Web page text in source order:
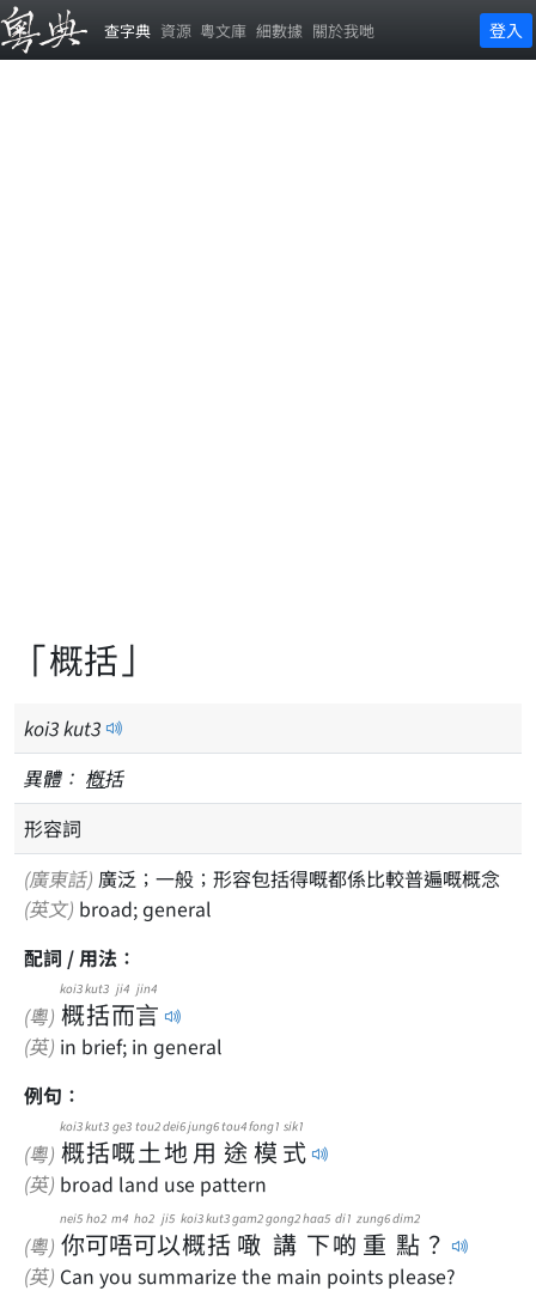
查字典 資源 粵文庫 細數據 關於我哋 登入
「概括」
koi3kut3
異體： 槪括
形容詞
(廣東話) 廣泛；一般；形容包括得嘅都係比較普遍嘅概念
(英文) broad; general
配詞 / 用法：
(粵) 概
koi3
括
kut3
而
ji4
言
jin4
(英) in brief; in general
例句：
(粵) 概
koi3
括
kut3
嘅
ge3
土
tou2
地
dei6
用
jung6
途
tou4
模
fong1
式
sik1
(英) broad land use pattern
(粵) 你
nei5
可
ho2
唔
m4
可
ho2
以
ji5
概
koi3
括
kut3
噉
gam2
講
gong2
下
haa5
啲
di1
重
zung6
點
dim2
？
(英) Can you summarize the main points please?